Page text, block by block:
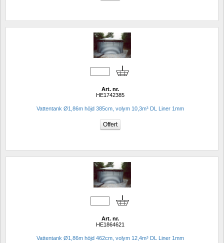
Art. nr.
HE1742385
Vattentank Ø1,86m höjd 385cm, volym 10,3m³ DL Liner 1mm
Art. nr.
HE1864621
Vattentank Ø1,86m höjd 462cm, volym 12,4m³ DL Liner 1mm